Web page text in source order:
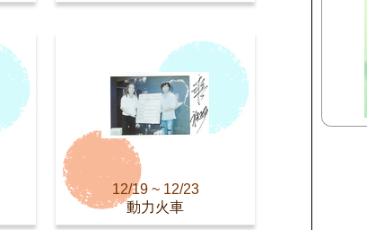
12/19 ~ 12/23
動力火車